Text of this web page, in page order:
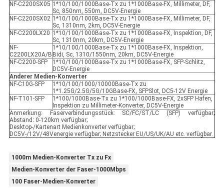
NF-C2200SX05 1*10/100/1000Base-Tx zu 1*1000Base-FX, Millimeter, DF,
Sc, 850nm, 550m, DC5V-Energie
NF-C2200SX02 1*10/100/1000Base-Tx zu 1*1000Base-FX, Millimeter, DF,
Sc, 1310nm, 2km, DC5V-Energie
NF-C2200LX20 1*10/100/1000Base-Tx zu 1*1000Base-FX, Inspektion, DF,
Sc, 1310nm, 20km, DC5V-Energie
NF-
C2200LX20A/B
1*10/100/1000Base-Tx zu 1*1000Base-FX, Inspektion,
Bidi, Sc, 1310/1550nm, 20km, DC5V-Energie
NF-C2200-SFP
1*10/100/1000Base-Tx zu 1*1000Base-FX, SFP-Schlitz,
DC5V-Energie
Anderer Medien-Konverter
NF-C10G-SFP
1*10/100/1000/10000Base-Tx zu
1*1.25G/2.5G/5G/10GBase-FX, SFPSlot, DC5-12V Energie
NF-T101-SFP
1*100/1000Base-Tx zu 1*100/1000Base-FX, 2xSFP Hafen,
Inspektion zu Millimeter-Konverter, DC5V-Energie
Anmerkung: Faserverbindungsstück: SC/FC/ST/LC (SFP) verfügbar;
Abstand: 0-120km verfügbar;
Desktop-/Kartenart Medienkonverter verfügbar;
DC5V-/12V/48Venergie verfügbar; Netzstecker EU/US/UK/AU etc. verfügbar.
1000m Medien-Konverter Tx zu Fx
Medien-Konverter der Faser-1000Mbps
100 Faser-Medien-Konverter